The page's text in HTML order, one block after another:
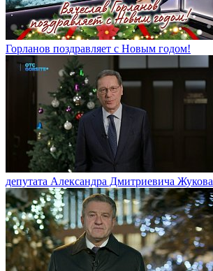
Горланов поздравляет с Новым годом!
депутата Александра Дмитриевича Жукова